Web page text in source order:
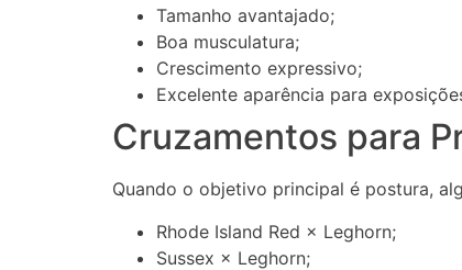
Tamanho avantajado;
Boa musculatura;
Crescimento expressivo;
Excelente aparência para
Cruzamentos para
Quando o objetivo principal é postura,
Rhode Island Red × Leghorn;
Sussex × Leghorn;